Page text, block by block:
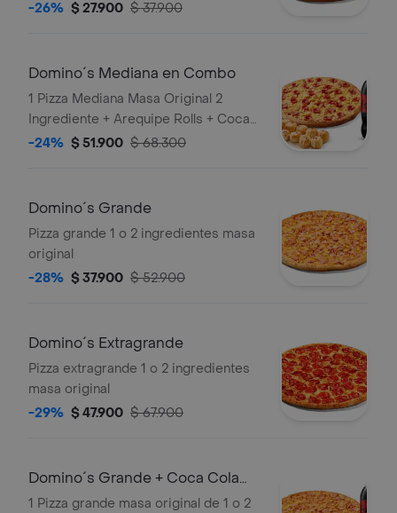
-26% $ 27.900 $ 37.900
Domino´s Mediana en Combo
1 Pizza Mediana Masa Original 2
Ingrediente + Arequipe Rolls + Coca
Cola Zero 1.5lts.
-24% $ 51.900 $ 68.300
Domino´s Grande
Pizza grande 1 o 2 ingredientes masa
original
-28% $ 37.900 $ 52.900
Domino´s Extragrande
Pizza extragrande 1 o 2 ingredientes
masa original
-29% $ 47.900 $ 67.900
Domino´s Grande + Coca Cola
Zero 1.5lts.
1 Pizza grande masa original de 1 o 2